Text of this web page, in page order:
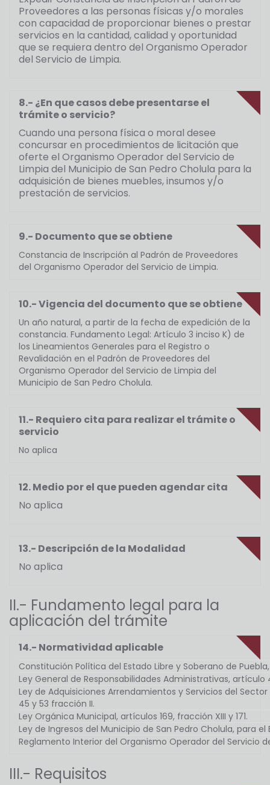
Proveedores a las personas físicas y/o morales
con capacidad de proporcionar bienes o prestar
servicios en la cantidad, calidad y oportunidad
que se requiera dentro del Organismo Operador
del Servicio de Limpia.
8.- ¿En que casos debe presentarse el
trámite o servicio?
Cuando una persona física o moral desee
concursar en procedimientos de licitación que
oferte el Organismo Operador del Servicio de
Limpia del Municipio de San Pedro Cholula para la
adquisición de bienes muebles, insumos y/o
prestación de servicios.
9.- Documento que se obtiene
Constancia de Inscripción al Padrón de Proveedores
del Organismo Operador del Servicio de Limpia.
10.- Vigencia del documento que se obtiene
Un año natural, a partir de la fecha de expedición de la
constancia. Fundamento Legal: Artículo 3 inciso K) de
los Lineamientos Generales para el Registro o
Revalidación en el Padrón de Proveedores del
Organismo Operador del Servicio de Limpia del
Municipio de San Pedro Cholula.
11.- Requiero cita para realizar el trámite o
servicio
No aplica
12. Medio por el que pueden agendar cita
No aplica
13.- Descripción de la Modalidad
No aplica
II.- Fundamento legal para la
aplicación del trámite
14.- Normatividad aplicable
Constitución Política del Estado Libre y Soberano de
Ley General de Responsabilidades Administrativas, artículo
Ley de Adquisiciones Arrendamientos y Servicios del
45 y 53 fracción II.
Ley Orgánica Municipal, artículos 169, fracción XIII y 171.
Ley de Ingresos del Municipio de San Pedro Cholula, para
Reglamento Interior del Organismo Operador del Servicio
III.- Requisitos